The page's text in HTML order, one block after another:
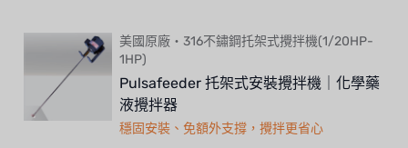
美國原廠・316不鏽鋼托架式攪拌機(1/20HP-
1HP)
Pulsafeeder 托架式安裝攪拌機｜化學藥
液攪拌器
穩固安裝、免額外支撐，攪拌更省心